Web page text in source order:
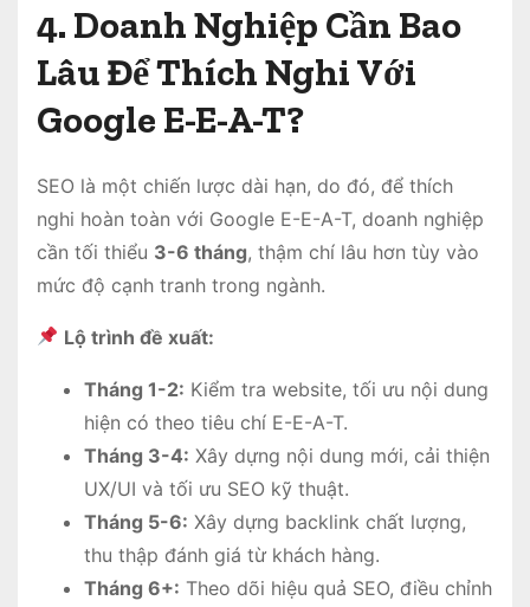
4. Doanh Nghiệp Cần Bao
Lâu Để Thích Nghi Với
Google E-E-A-T?
SEO là một chiến lược dài hạn, do đó, để thích
nghi hoàn toàn với Google E-E-A-T, doanh nghiệp
cần tối thiểu 3-6 tháng, thậm chí lâu hơn tùy vào
mức độ cạnh tranh trong ngành.
Lộ trình đề xuất:
Tháng 1-2: Kiểm tra website, tối ưu nội dung
hiện có theo tiêu chí E-E-A-T.
Tháng 3-4: Xây dựng nội dung mới, cải thiện
UX/UI và tối ưu SEO kỹ thuật.
Tháng 5-6: Xây dựng backlink chất lượng,
thu thập đánh giá từ khách hàng.
Tháng 6+: Theo dõi hiệu quả SEO, điều chỉnh